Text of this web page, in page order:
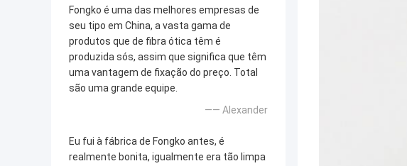
Fongko é uma das melhores empresas de
seu tipo em China, a vasta gama de
produtos que de fibra ótica têm é
produzida sós, assim que significa que têm
uma vantagem de fixação do preço. Total
são uma grande equipe.
—— Alexander
Eu fui à fábrica de Fongko antes, é
realmente bonita, igualmente era tão limpa